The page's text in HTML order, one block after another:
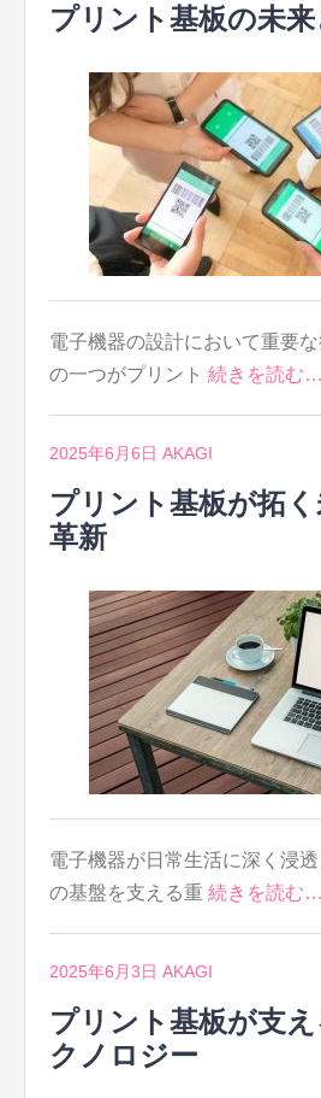
プリント基板の未
電子機器の設計において重要
の一つがプリント 続きを読む…
2025年6月6日 AKAGI
プリント基板が拓
革新
電子機器が日常生活に深く浸
の基盤を支える重 続きを読む…
2025年6月3日 AKAGI
プリント基板が支
クノロジー